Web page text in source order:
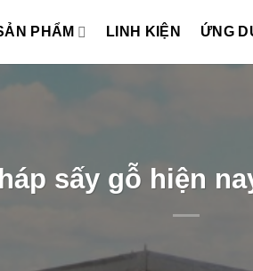
PHẨM LINH KIỆN ỨNG
sấy gỗ hiện